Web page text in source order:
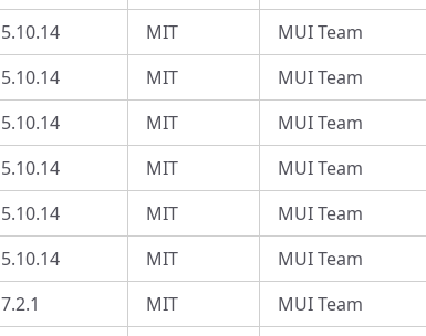
5.10.14 MIT
MUI Team
5.10.14 MIT
MUI Team
5.10.14 MIT
MUI Team
5.10.14 MIT
MUI Team
5.10.14 MIT
MUI Team
5.10.14 MIT
MUI Team
7.2.1 MIT
MUI Team